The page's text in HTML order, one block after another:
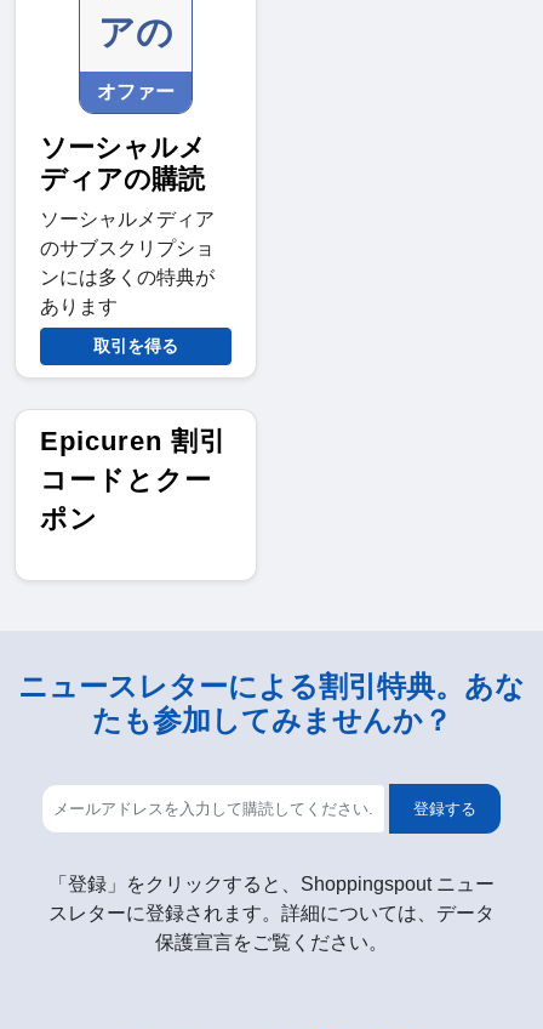
アの
オファー
ソーシャルメ
ディアの購読
ソーシャルメディア
のサブスクリプショ
ンには多くの特典が
あります
取引を得る
Epicuren 割引
コードとクー
ポン
ニュースレターによる割引特典。あな
たも参加してみませんか？
登録する
「登録」をクリックすると、Shoppingspout ニュー
スレターに登録されます。詳細については、データ
保護宣言をご覧ください。